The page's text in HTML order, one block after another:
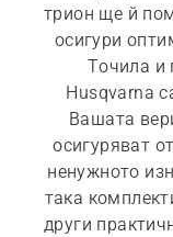
трион ще й
осигури
Точила и
Husqvarna
Вашата
осигуряват
ненужното
така
други